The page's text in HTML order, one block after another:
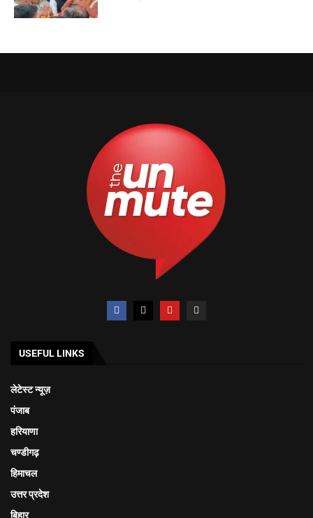
USEFUL LINKS
लेटेस्ट न्यूज़
पंजाब
हरियाणा
चण्डीगढ़
हिमाचल
उत्तर प्रदेश
बिहार